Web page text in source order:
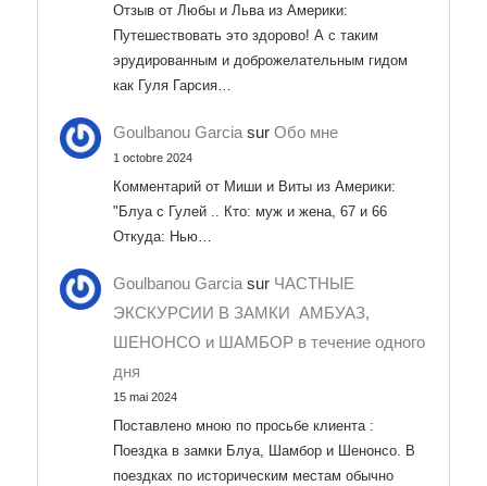
Отзыв от Любы и Льва из Америки:
Путешествовать это здорово! А с таким
эрудированным и доброжелательным гидом
как Гуля Гарсия…
Goulbanou Garcia surОбо мне
1 octobre 2024
Комментарий от Миши и Виты из Америки:
"Блуа с Гулей .. Кто: муж и жена, 67 и 66
Откуда: Нью…
Goulbanou Garcia sur ЧАСТНЫЕ
ЭКСКУРСИИ В ЗАМКИ АМБУАЗ,
ШЕНОНСО и ШАМБОР в течение одного
дня
15 mai 2024
Поставлено мною по просьбе клиента :
Поездка в замки Блуа, Шамбор и Шенонсо. В
поездках по историческим местам обычно